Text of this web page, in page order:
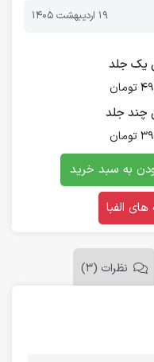
19 اردیبهشت 1405
یک جلد
تومان
چند جلد
تومان
به سبد خرید
الفبا
نظرات (3)